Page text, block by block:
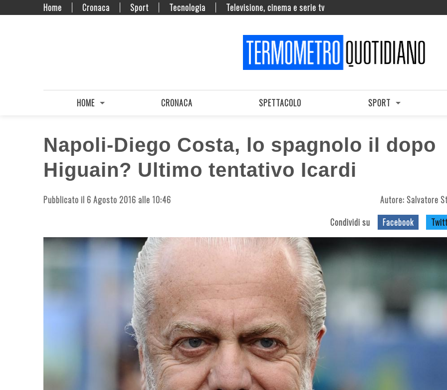
Home Cronaca Sport Tecnologia Televisione, cinema e serie tv
HOME CRONACA SPETTACOLO SPORT
Napoli-Diego Costa, lo spagnolo il dopo
Higuain? Ultimo tentativo Icardi
Pubblicato il 6 Agosto 2016 alle 10:46 Autore: Salvatore
Condividi su
Facebook